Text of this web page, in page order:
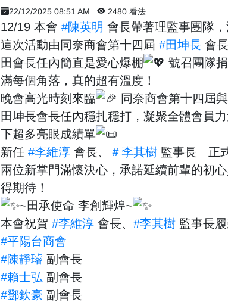
22/12/2025 08:51 AM 2480 看法
12/19 本會 #陳英明 會長帶著理監事團隊
這次活動由同奈商會第十四屆 #田坤長 會長
田會長任內簡直是愛心爆棚
號召團隊
滿每個角落，真的超有溫度！
晚會高光時刻來臨
同奈商會第十四屆
田坤長會長任內穩扎穩打，凝聚全體會員
下超多亮眼成績單
新任 #李維淳 會長、 ＃李其樹 監事長 正
兩位新掌門滿懷決心，承諾延續前輩的初
得期待！
~田承使命 李創輝煌~
本會祝賀 #李維淳 會長、 #李其樹 監事長
#平陽台商會
#陳靜璿 副會長
#賴士弘 副會長
#鄧欽豪 副會長